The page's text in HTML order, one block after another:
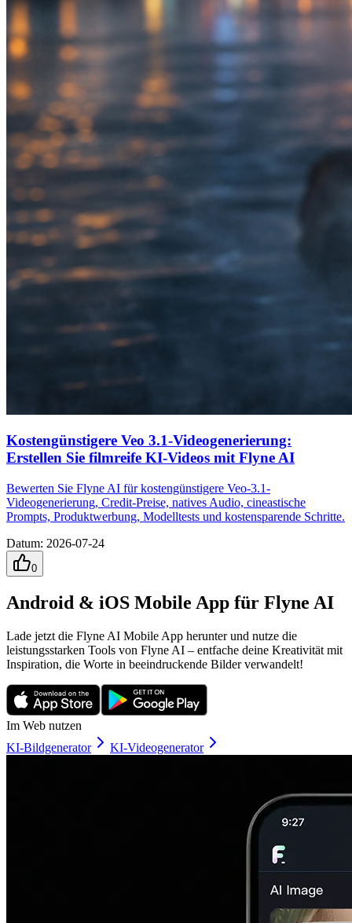
Kostengünstigere Veo 3.1-Videogenerierung:
Erstellen Sie filmreife KI-Videos mit Flyne AI
Bewerten Sie Flyne AI für kostengünstigere Veo-3.1-
Videogenerierung, Credit-Preise, natives Audio, cineastische
Prompts, Produktwerbung, Modelltests und kostensparende Schritte.
Datum: 2026-07-24
0
Android & iOS Mobile App für Flyne AI
Lade jetzt die Flyne AI Mobile App herunter und nutze die
leistungsstarken Tools von Flyne AI – entfache deine Kreativität mit
Inspiration, die Worte in beeindruckende Bilder verwandelt!
Im Web nutzen
KI-Bildgenerator
KI-Videogenerator